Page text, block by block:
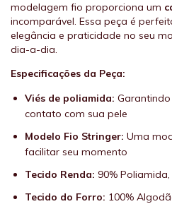
modelagem fio proporciona um
incomparável. Essa peça é
elegância e praticidade no seu
dia-a-dia.
Especificações da Peça:
Viés de poliamida:
contato com sua pele
Modelo Fio Stringer: Uma
facilitar seu momento
Tecido Renda: 90%
Tecido do Forro: 100%